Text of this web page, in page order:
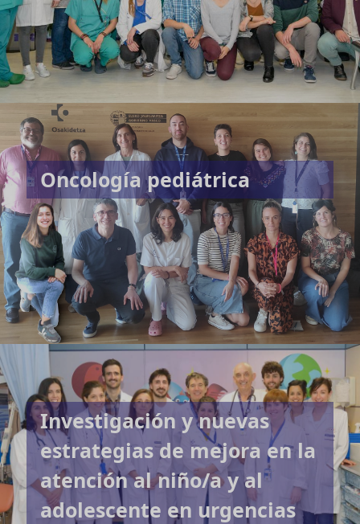
Oncología pediátrica
Investigación y nuevas
estrategias de mejora en la
atención al niño/a y al
adolescente en urgencias